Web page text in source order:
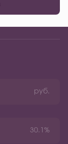
руб.
30.1%